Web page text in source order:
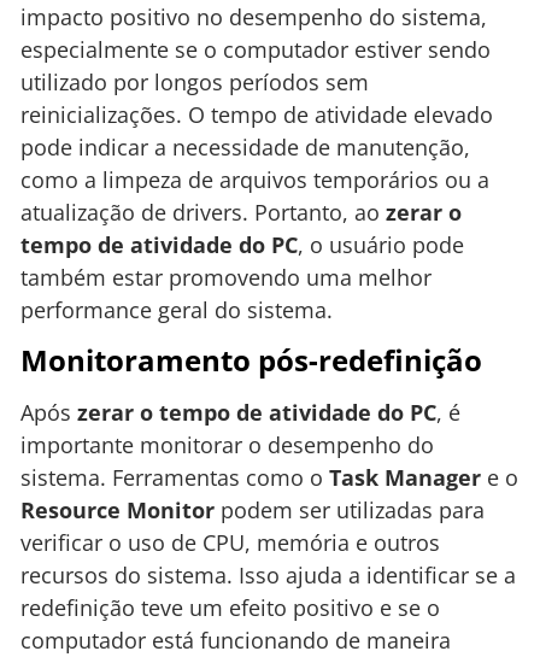
impacto positivo no desempenho do sistema,
especialmente se o computador estiver sendo
utilizado por longos períodos sem
reinicializações. O tempo de atividade elevado
pode indicar a necessidade de manutenção,
como a limpeza de arquivos temporários ou a
atualização de drivers. Portanto, ao zerar o
tempo de atividade do PC, o usuário pode
também estar promovendo uma melhor
performance geral do sistema.
Monitoramento pós-redefinição
Após zerar o tempo de atividade do PC, é
importante monitorar o desempenho do
sistema. Ferramentas como o Task Manager e o
Resource Monitor podem ser utilizadas para
verificar o uso de CPU, memória e outros
recursos do sistema. Isso ajuda a identificar se a
redefinição teve um efeito positivo e se o
computador está funcionando de maneira